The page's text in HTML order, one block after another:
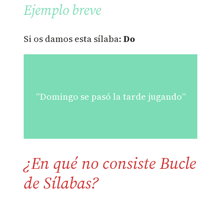
Ejemplo breve
Si os damos esta sílaba: Do
“Domingo se pasó la tarde jugando”
¿En qué no consiste Bucle
de Sílabas?